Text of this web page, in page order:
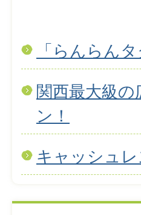
「らんらん
関西最大級
ン！
キャッシュ